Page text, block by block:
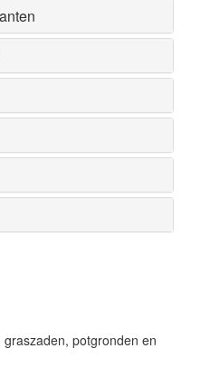
potgronden en